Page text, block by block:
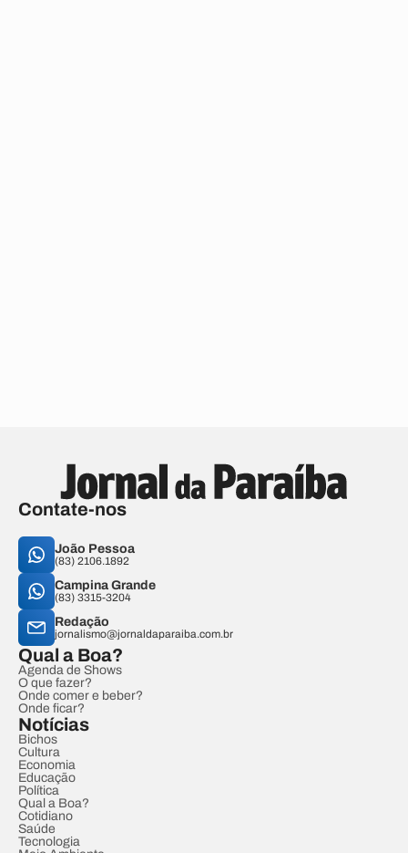
Contate-nos
João Pessoa
(83) 2106.1892
Campina Grande
(83) 3315-3204
Redação
jornalismo@jornaldaparaiba.com.br
Qual a Boa?
Agenda de Shows
O que fazer?
Onde comer e beber?
Onde ficar?
Notícias
Bichos
Cultura
Economia
Educação
Política
Qual a Boa?
Cotidiano
Saúde
Tecnologia